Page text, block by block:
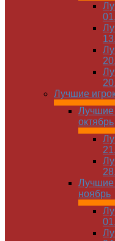
Лучшие
Лучшие
октябрь
Лучшие
ноябрь